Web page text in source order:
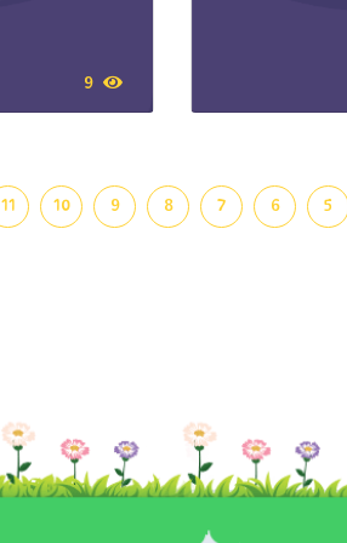
5
6
7
8
9
10
11